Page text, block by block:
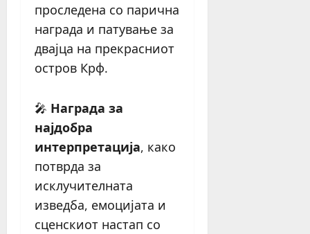
проследена со парична
награда и патување за
двајца на прекрасниот
остров Крф.
🎤 Награда за
најдобра
интерпретација, како
потврда за
исклучителната
изведба, емоцијата и
сценскиот настап со